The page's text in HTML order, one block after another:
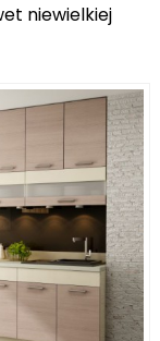
niewielkiej